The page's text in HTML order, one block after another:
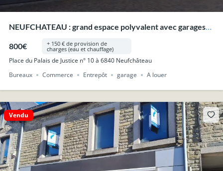
NEUFCHATEAU : grand espace polyvalent avec garages
800€
+ 150 € de provision de
charges (eau et chauffage)
Place du Palais de Justice n° 10 à 6840 Neufchâteau
Bureaux
Commerce Entrepôt garage A louer
Vendu